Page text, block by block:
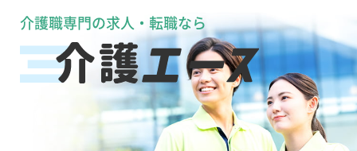
介護職専門の求人・転職なら